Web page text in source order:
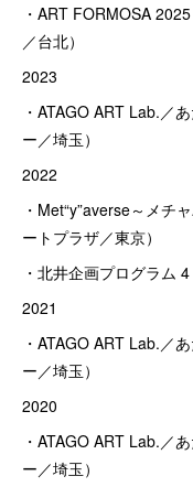
・ART FORMOSA
／台北）
2023
・ATAGO ART Lab.／
ー／埼玉）
2022
・Met“y”averse～メチ
ートプラザ／東京）
・北井企画プログラム
2021
・ATAGO ART Lab.／
ー／埼玉）
2020
・ATAGO ART Lab.／
ー／埼玉）